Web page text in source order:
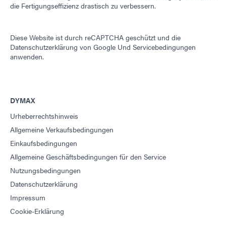
die Fertigungseffizienz drastisch zu verbessern.
Diese Website ist durch reCAPTCHA geschützt und die
Datenschutzerklärung von Google Und Servicebedingungen
anwenden.
DYMAX
Urheberrechtshinweis
Allgemeine Verkaufsbedingungen
Einkaufsbedingungen
Allgemeine Geschäftsbedingungen für den Service
Nutzungsbedingungen
Datenschutzerklärung
Impressum
Cookie-Erklärung